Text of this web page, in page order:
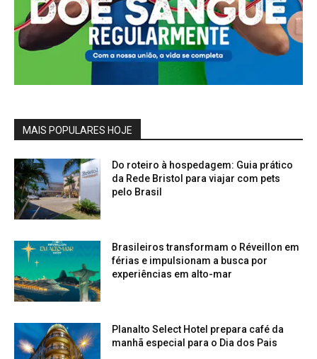
MAIS POPULARES HOJE
Do roteiro à hospedagem: Guia prático
da Rede Bristol para viajar com pets
pelo Brasil
Brasileiros transformam o Réveillon em
férias e impulsionam a busca por
experiências em alto-mar
Planalto Select Hotel prepara café da
manhã especial para o Dia dos Pais